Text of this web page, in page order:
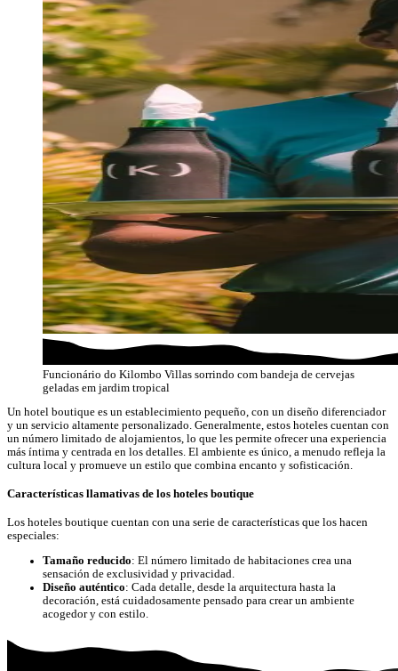
Funcionário do Kilombo Villas sorrindo com bandeja de cervejas
geladas em jardim tropical
Un hotel boutique es un establecimiento pequeño, con un diseño diferenciador
y un servicio altamente personalizado. Generalmente, estos hoteles cuentan con
un número limitado de alojamientos, lo que les permite ofrecer una experiencia
más íntima y centrada en los detalles. El ambiente es único, a menudo refleja la
cultura local y promueve un estilo que combina encanto y sofisticación.
Características llamativas de los hoteles boutique
Los hoteles boutique cuentan con una serie de características que los hacen
especiales:
Tamaño reducido: El número limitado de habitaciones crea una
sensación de exclusividad y privacidad.
Diseño auténtico: Cada detalle, desde la arquitectura hasta la
decoración, está cuidadosamente pensado para crear un ambiente
acogedor y con estilo.